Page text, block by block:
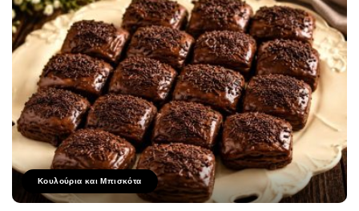
Κουλούρια και Μπισκότα